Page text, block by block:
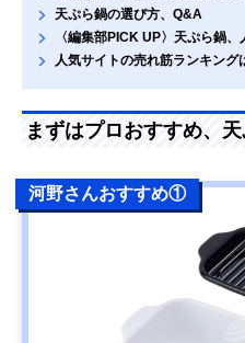
天ぷら鍋の選び方、Q&A
〈編集部PICK UP〉天ぷら鍋
人気サイトの売れ筋ランキング
まずはプロおすすめ、
河野さんおすすめ①